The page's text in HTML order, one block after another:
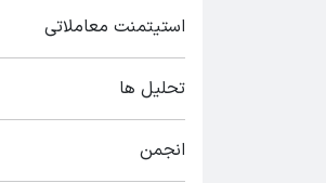
استیتمنت معاملاتی
تحلیل ها
انجمن